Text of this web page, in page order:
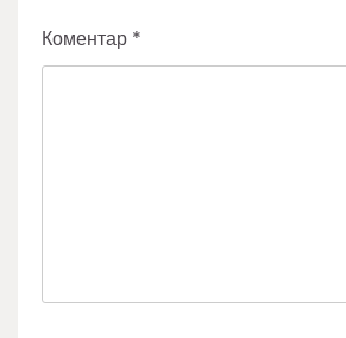
Коментар *